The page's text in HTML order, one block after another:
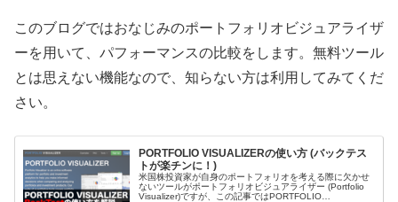
このブログではおなじみのポートフォリオビジュアライザ
ーを用いて、パフォーマンスの比較をします。無料ツール
とは思えない機能なので、知らない方は利用してみてくだ
さい。
PORTFOLIO VISUALIZERの使い方 (バックテス
トが楽チンに！)
米国株投資家が自身のポートフォリオを考える際に欠かせ
ないツールがポートフォリオビジュアライザー (Portfolio
Visualizer)ですが、この記事ではPORTFOLIO